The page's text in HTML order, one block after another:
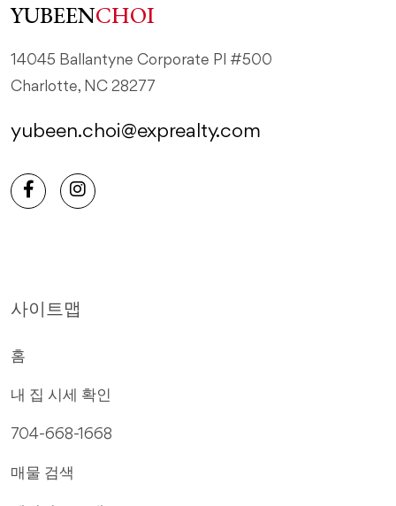
YUBEENCHOI
14045 Ballantyne Corporate Pl #500
Charlotte, NC 28277
yubeen.choi@exprealty.com
사이트맵
홈
내 집 시세 확인
704-668-1668
매물 검색